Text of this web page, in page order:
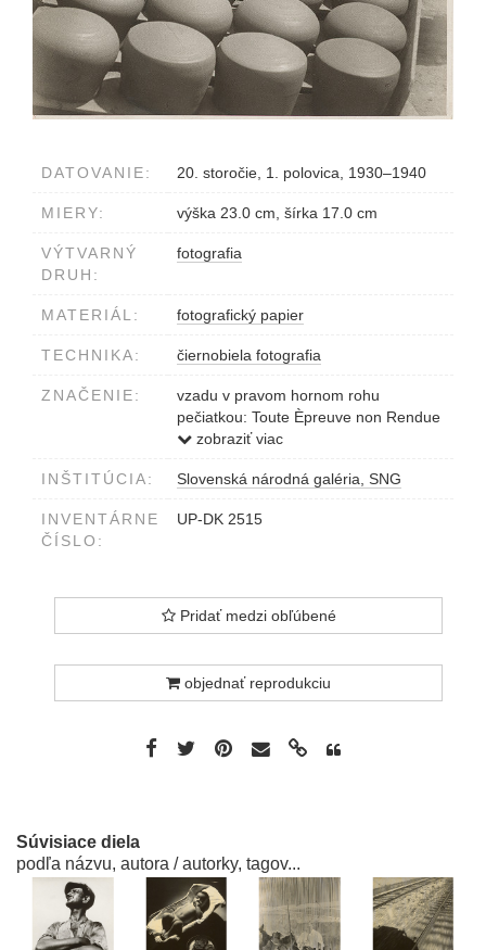
DATOVANIE: 20. storočie, 1. polovica, 1930–1940
MIERY: výška 23.0 cm, šírka 17.0 cm
VÝTVARNÝ
DRUH:
fotografia
MATERIÁL: fotografický papier
TECHNIKA: čiernobiela fotografia
ZNAČENIE:
vzadu v pravom hornom rohu
pečiatkou: Toute Èpreuve non Rendue
sera Facturée
Vallauris (Cóte d´Azur), Une poterie -
soleil
reproduction the Mention "Photo par
Kollar" is obligatory.
pečiatkou: Phot par Kollar, Paris
zobraziť viac
INŠTITÚCIA: Slovenská národná galéria, SNG
INVENTÁRNE
ČÍSLO:
UP-DK 2515
Pridať medzi obľúbené
objednať reprodukciu
Súvisiace diela
podľa názvu, autora / autorky, tagov...